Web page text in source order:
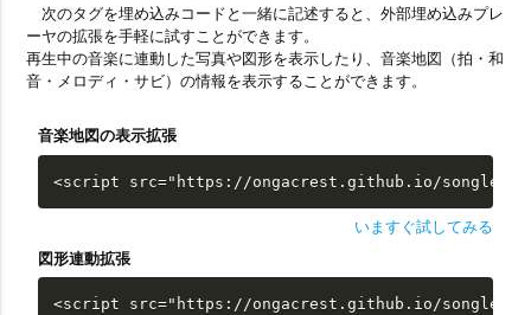
次のタグを埋め込みコードと一緒に記述すると、外部埋め込みプレ
ーヤの拡張を手軽に試すことができます。
再生中の音楽に連動した写真や図形を表示したり、音楽地図（拍・和
音・メロディ・サビ）の情報を表示することができます。
音楽地図の表示拡張
<script src="https://ongacrest.github.io/songle-
いますぐ試してみる
図形連動拡張
<script src="https://ongacrest.github.io/songle-